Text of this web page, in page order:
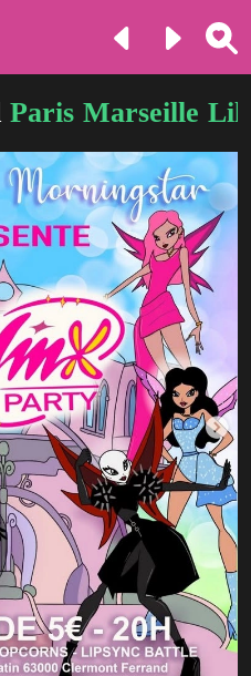
Paris Marseille